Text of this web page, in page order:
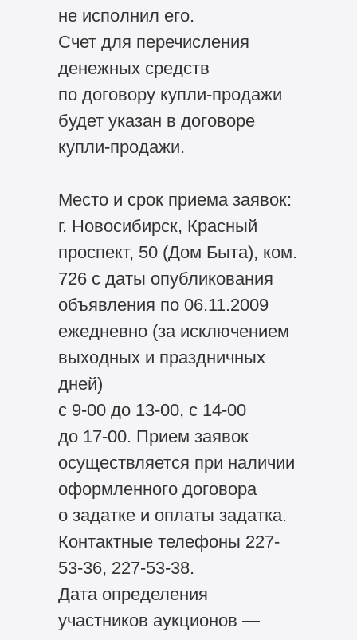
не исполнил его.
Счет для перечисления
денежных средств
по договору купли-продажи
будет указан в договоре
купли-продажи.
Место и срок приема заявок:
г. Новосибирск, Красный
проспект, 50 (Дом Быта), ком.
726 с даты опубликования
объявления по 06.11.2009
ежедневно (за исключением
выходных и праздничных
дней)
с 9-00 до 13-00, с 14-00
до 17-00. Прием заявок
осуществляется при наличии
оформленного договора
о задатке и оплаты задатка.
Контактные телефоны 227-
53-36, 227-53-38.
Дата определения
участников аукционов —